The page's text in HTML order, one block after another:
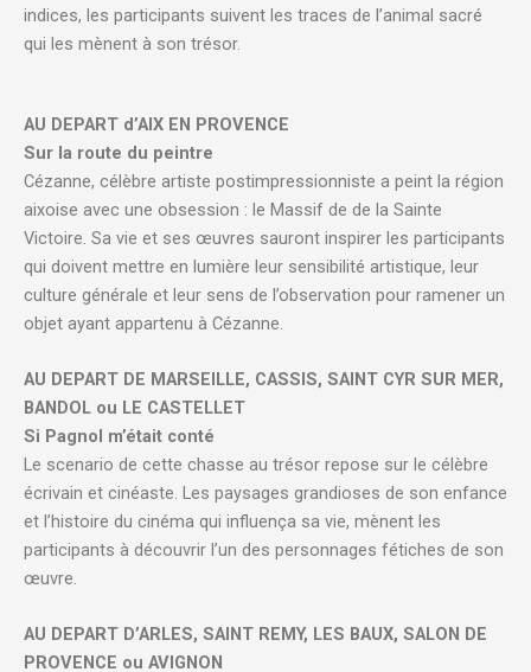
indices, les participants suivent les traces de l’animal sacré
qui les mènent à son trésor.
AU DEPART d’AIX EN PROVENCE
Sur la route du peintre
Cézanne, célèbre artiste postimpressionniste a peint la région
aixoise avec une obsession : le Massif de de la Sainte
Victoire. Sa vie et ses œuvres sauront inspirer les participants
qui doivent mettre en lumière leur sensibilité artistique, leur
culture générale et leur sens de l’observation pour ramener un
objet ayant appartenu à Cézanne.
AU DEPART DE MARSEILLE, CASSIS, SAINT CYR SUR MER,
BANDOL ou LE CASTELLET
Si Pagnol m’était conté
Le scenario de cette chasse au trésor repose sur le célèbre
écrivain et cinéaste. Les paysages grandioses de son enfance
et l’histoire du cinéma qui influença sa vie, mènent les
participants à découvrir l’un des personnages fétiches de son
œuvre.
AU DEPART D’ARLES, SAINT REMY, LES BAUX, SALON DE
PROVENCE ou AVIGNON